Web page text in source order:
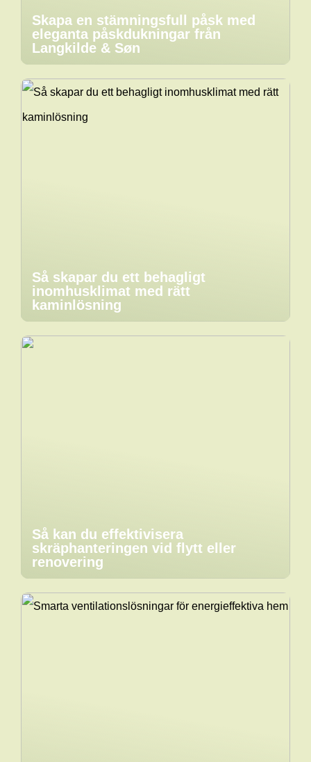
Skapa en stämningsfull påsk med
eleganta påskdukningar från
Langkilde & Søn
Så skapar du ett behagligt
inomhusklimat med rätt
kaminlösning
Så kan du effektivisera
skräphanteringen vid flytt eller
renovering